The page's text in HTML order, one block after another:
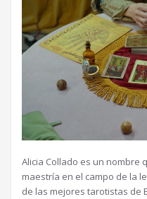
Alicia Collado es un nombre
maestría en el campo de la
de las mejores tarotistas de